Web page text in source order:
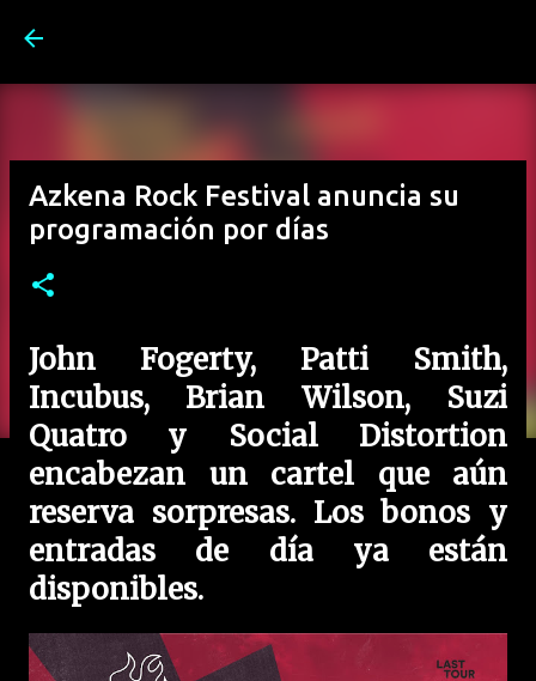
Azkena Rock Festival anuncia su
programación por días
John Fogerty, Patti Smith,
Incubus, Brian Wilson, Suzi
Quatro y Social Distortion
encabezan un cartel que aún
reserva sorpresas. Los bonos y
entradas de día ya están
disponibles.